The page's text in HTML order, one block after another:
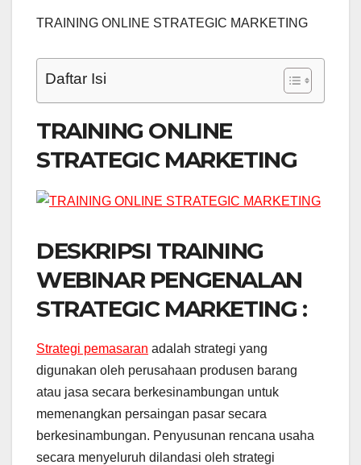
TRAINING ONLINE STRATEGIC MARKETING
Daftar Isi
TRAINING ONLINE
STRATEGIC MARKETING
DESKRIPSI TRAINING
WEBINAR PENGENALAN
STRATEGIC MARKETING :
Strategi pemasaran adalah strategi yang
digunakan oleh perusahaan produsen barang
atau jasa secara berkesinambungan untuk
memenangkan persaingan pasar secara
berkesinambungan. Penyusunan rencana usaha
secara menyeluruh dilandasi oleh strategi